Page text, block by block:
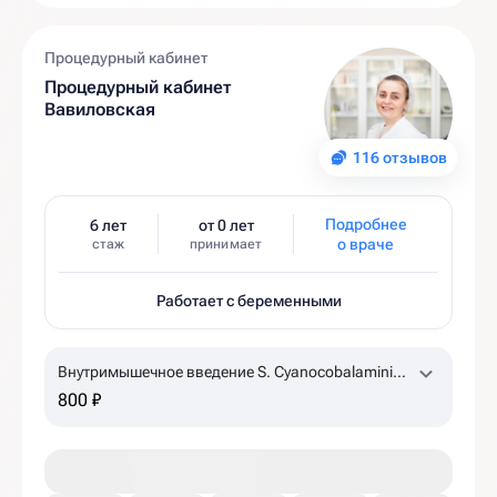
116 отзывов
Процедурный кабинет
Процедурный кабинет
Вавиловская
6 лет
стаж
от 0 лет
принимает
Подробнее
о враче
Работает с беременными
Внутримышечное введение S. Cyanocobalamini
500 mcg 1,0 ml
800 ₽